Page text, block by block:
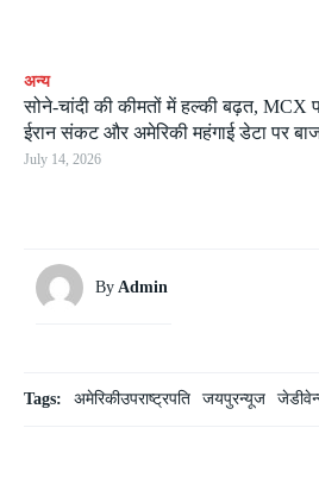
अन्य
सोने-चांदी की कीमतों में हल्की बढ़त, MCX
ईरान संकट और अमेरिकी महंगाई डेटा पर
July 14, 2026
By Admin
Tags: अमेरिकीउपराष्ट्रपति जयपुरन्यूज